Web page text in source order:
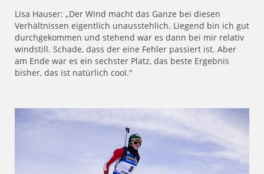
Lisa Hauser: „Der Wind macht das Ganze bei diesen
Verhältnissen eigentlich unausstehlich. Liegend bin ich gut
durchgekommen und stehend war es dann bei mir relativ
windstill. Schade, dass der eine Fehler passiert ist. Aber
am Ende war es ein sechster Platz, das beste Ergebnis
bisher, das ist natürlich cool."